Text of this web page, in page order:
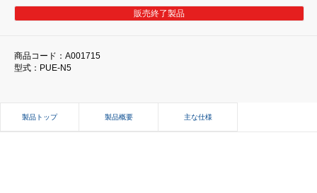
販売終了製品
商品コード：A001715
型式：PUE-N5
製品トップ 製品概要 主な仕様